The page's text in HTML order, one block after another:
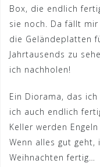
Box, die endlich
sie noch. Da fällt
die Geländeplatten
Jahrtausends zu
ich nachholen!
Ein Diorama, das
ich auch endlich
Keller werden
Wenn alles gut geht,
Weihnachten fertig…